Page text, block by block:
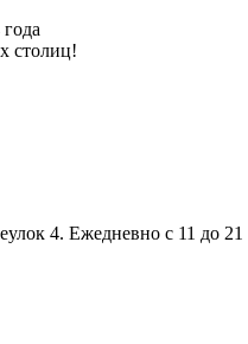
столиц!
4. Ежедневно с 11 до 21